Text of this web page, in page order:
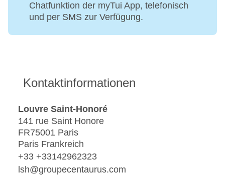
Chatfunktion der myTui App, telefonisch
und per SMS zur Verfügung.
Kontaktinformationen
Louvre Saint-Honoré
141 rue Saint Honore
FR75001 Paris
Paris Frankreich
+33 +33142962323
lsh@groupecentaurus.com